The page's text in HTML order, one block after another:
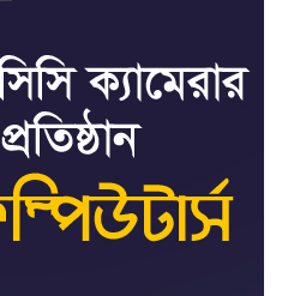
ধর্ষণের অভিযোগে কনটেন্ট ক্রিয়েটর
রিপন মিয়ার বিরুদ্ধে মামলা
ধর্ষণের অভিযোগে কনটেন্ট ক্রিয়েটর
রিপন মিয়ার বিরুদ্ধে মামলা